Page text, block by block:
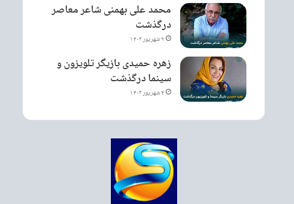
محمد علی بهمنی شاعر معاصر
درگذشت
۹ شهریور ۱۴۰۳
زهره حمیدی بازیگر تلویزون و
سینما درگذشت
۴ شهریور ۱۴۰۳